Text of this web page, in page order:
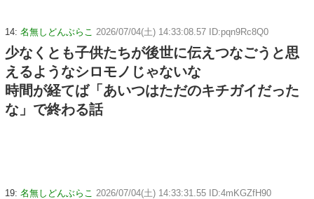
14: 名無しどんぶらこ 2026/07/04(土) 14:33:08.57 ID:pqn9Rc8Q0
少なくとも子供たちが後世に伝えつなごうと思
えるようなシロモノじゃないな
時間が経てば「あいつはただのキチガイだった
な」で終わる話
19: 名無しどんぶらこ 2026/07/04(土) 14:33:31.55 ID:4mKGZfH90